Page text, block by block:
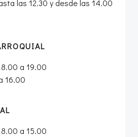
las 12.30 y desde las 14.00
a 19.00
16.00
a 15.00